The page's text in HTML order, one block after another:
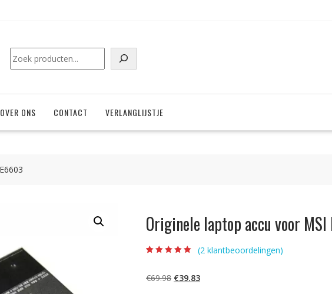
Zoeken
OVER ONS CONTACT VERLANGLIJSTJE
Originele laptop accu voor
gebaseerd op
klantbeoordelinge
(2 klantbeoordelingen)
€69.98 Oorspronkelijke
€39.83Huidige